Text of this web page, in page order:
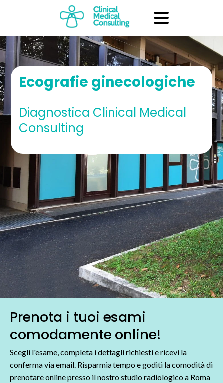
Ecografie ginecologiche
Diagnostica Clinical Medical
Consulting
Prenota i tuoi esami
comodamente online!
Scegli l'esame, completa i dettagli richiesti e ricevi la
conferma via email. Risparmia tempo e goditi la comodità di
prenotare online presso il nostro studio radiologico a Roma